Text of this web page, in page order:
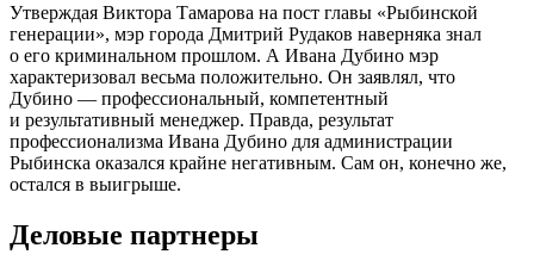
Утверждая Виктора Тамарова на пост главы «Рыбинской
генерации», мэр города Дмитрий Рудаков наверняка знал
о его криминальном прошлом. А Ивана Дубино мэр
характеризовал весьма положительно. Он заявлял, что
Дубино — профессиональный, компетентный
и результативный менеджер. Правда, результат
профессионализма Ивана Дубино для администрации
Рыбинска оказался крайне негативным. Сам он, конечно же,
остался в выигрыше.
Деловые партнеры